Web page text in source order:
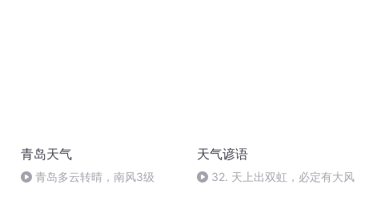
青岛天气
青岛多云转晴，南风3级
天气谚语
32. 天上出双虹，必定有大风